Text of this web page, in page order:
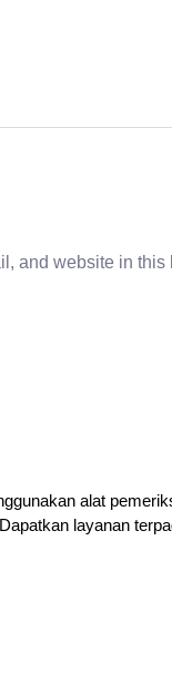
and website in
alat
Dapatkan layanan